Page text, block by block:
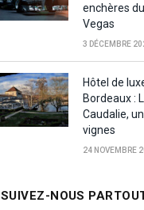
enchères
Vegas
3 DÉCEMBRE
Hôtel de
Bordeaux :
Caudalie,
vignes
24 NOVEMBRE
SUIVEZ-NOUS